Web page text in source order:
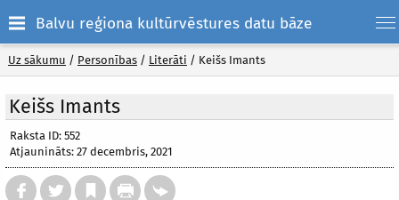
Balvu reģiona kultūrvēstures datu bāze
Uz sākumu / Personības / Literāti / Keišs Imants
Keišs Imants
Raksta ID: 552
Atjaunināts: 27 decembris, 2021